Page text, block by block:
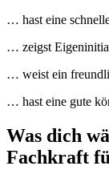
… hast eine
… zeigst
… weist ein
… hast eine gute
Was dich
Fachkraft